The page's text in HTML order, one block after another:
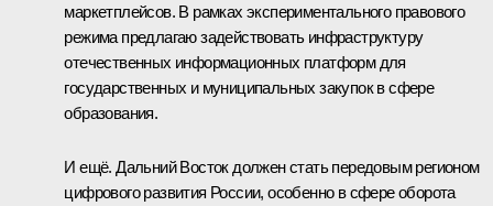
маркетплейсов. В рамках экспериментального правового
режима предлагаю задействовать инфраструктуру
отечественных информационных платформ для
государственных и муниципальных закупок в сфере
образования.
И ещё. Дальний Восток должен стать передовым регионом
цифрового развития России, особенно в сфере оборота